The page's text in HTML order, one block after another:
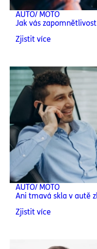
AUTO/ MOTO
Jak vás
Zjistit více
AUTO/ MOTO
Ani tmavá skla v autě
Zjistit více